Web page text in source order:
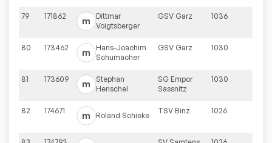
79 171862 m
Dittmar
Voigtsberger
GSV Garz 1036
80 173462 m
Hans-Joachim
Schumacher
GSV Garz 1030
81 173609 m
Stephan
Henschel
SG Empor
Sassnitz
1030
82 174671 m Roland Schieke
TSV Binz 1026